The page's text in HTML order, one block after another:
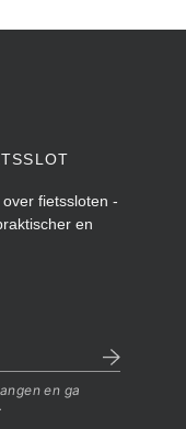
fietssloten -
en
en ga
.